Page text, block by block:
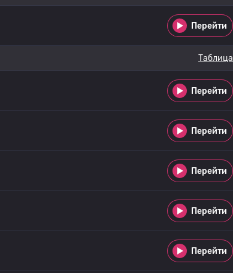
Перейти
Таблица
Перейти
Перейти
Перейти
Перейти
Перейти